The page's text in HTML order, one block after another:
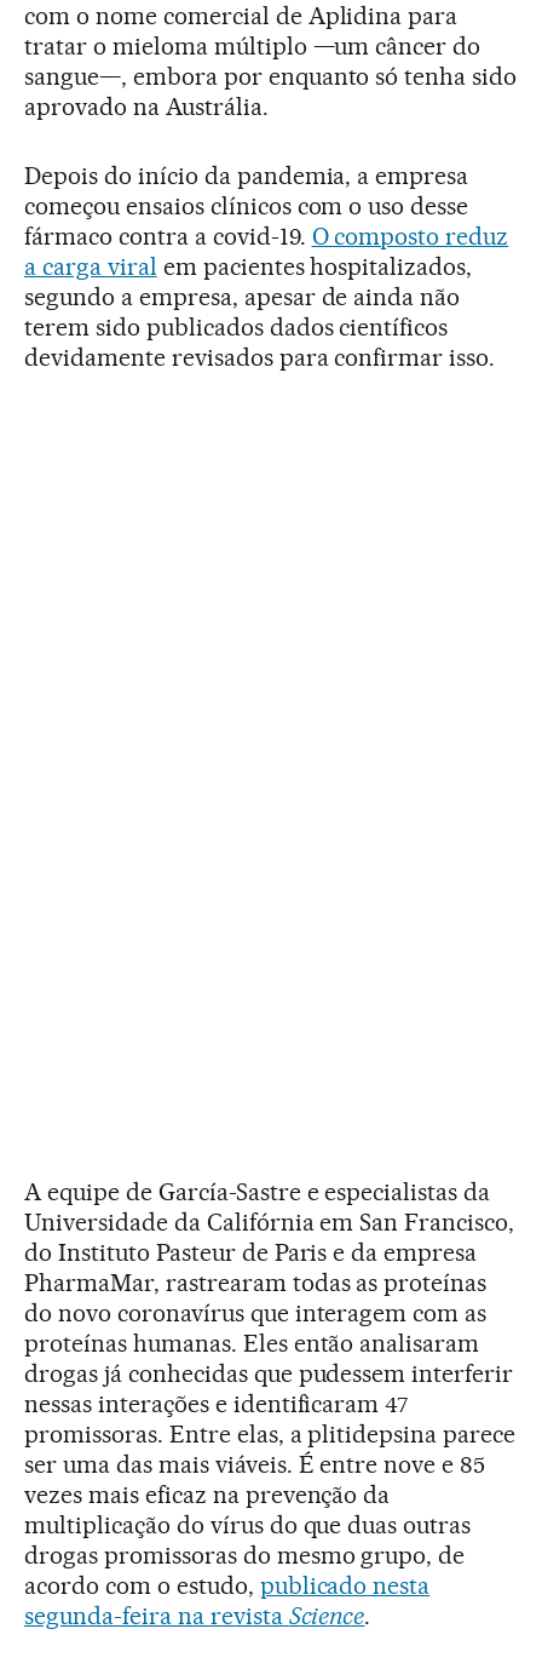
com o nome comercial de Aplidina para
tratar o mieloma múltiplo —um câncer do
sangue—, embora por enquanto só tenha sido
aprovado na Austrália.
Depois do início da pandemia, a empresa
começou ensaios clínicos com o uso desse
fármaco contra a covid-19. O composto reduz
a carga viral em pacientes hospitalizados,
segundo a empresa, apesar de ainda não
terem sido publicados dados científicos
devidamente revisados para confirmar isso.
A equipe de García-Sastre e especialistas da
Universidade da Califórnia em San Francisco,
do Instituto Pasteur de Paris e da empresa
PharmaMar, rastrearam todas as proteínas
do novo coronavírus que interagem com as
proteínas humanas. Eles então analisaram
drogas já conhecidas que pudessem interferir
nessas interações e identificaram 47
promissoras. Entre elas, a plitidepsina parece
ser uma das mais viáveis. É entre nove e 85
vezes mais eficaz na prevenção da
multiplicação do vírus do que duas outras
drogas promissoras do mesmo grupo, de
acordo com o estudo, publicado nesta
segunda-feira na revista Science.